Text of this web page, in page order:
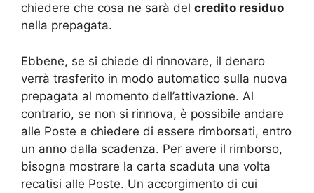
chiedere che cosa ne sarà del credito residuo
nella prepagata.
Ebbene, se si chiede di rinnovare, il denaro
verrà trasferito in modo automatico sulla nuova
prepagata al momento dell’attivazione. Al
contrario, se non si rinnova, è possibile andare
alle Poste e chiedere di essere rimborsati, entro
un anno dalla scadenza. Per avere il rimborso,
bisogna mostrare la carta scaduta una volta
recatisi alle Poste. Un accorgimento di cui